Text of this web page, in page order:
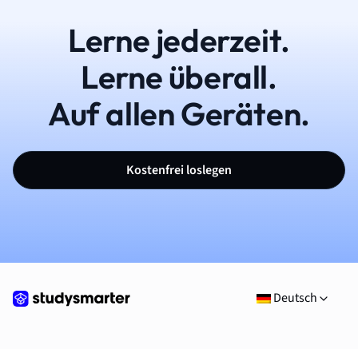
Lerne jederzeit.
Lerne überall.
Auf allen Geräten.
Kostenfrei loslegen
Deutsch